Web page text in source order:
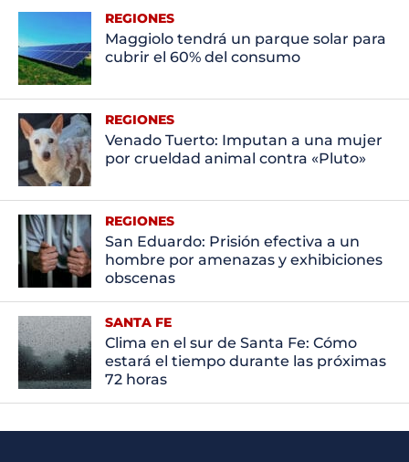
REGIONES
Maggiolo tendrá un parque solar para
cubrir el 60% del consumo
REGIONES
Venado Tuerto: Imputan a una mujer
por crueldad animal contra «Pluto»
REGIONES
San Eduardo: Prisión efectiva a un
hombre por amenazas y exhibiciones
obscenas
SANTA FE
Clima en el sur de Santa Fe: Cómo
estará el tiempo durante las próximas
72 horas